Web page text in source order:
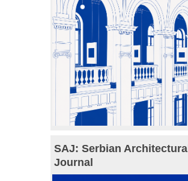
SAJ: Serbian Architectural
Journal